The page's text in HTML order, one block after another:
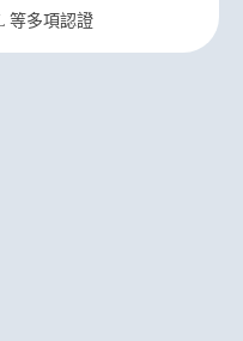
等多項認證